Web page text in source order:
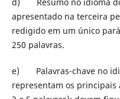
d) Resumo no idioma
apresentado na terceira
redigido em um único
250 palavras.
e) Palavras-chave no
representam os